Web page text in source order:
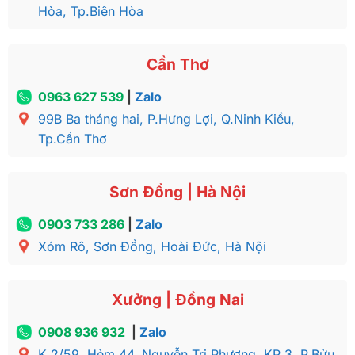
Hòa, Tp.Biên Hòa
Cần Thơ
0963 627 539| Zalo
99B Ba tháng hai, P.Hưng Lợi, Q.Ninh Kiều,
Tp.Cần Thơ
Sơn Đồng | Hà Nội
0903 733 286| Zalo
Xóm Rô, Sơn Đồng, Hoài Đức, Hà Nội
Xưởng | Đồng Nai
0908 936 932
Zalo